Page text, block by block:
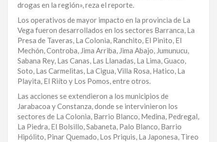
drogas en la región», reza el reporte.
Los operativos de mayor impacto en la provincia de La
Vega fueron desarrollados en los sectores Barranca, La
Presa de Taveras, La Colonia, Ranchito, El Pinito, El
Mechón, Controba, Jima Arriba, Jima Abajo, Jumunucu,
Sabana Rey, Las Canas, Las Llanadas, La Lima, Guaco,
Soto, Las Carmelitas, La Cigua, Villa Rosa, Hatico, La
Playita, El Riíto y Los Pomos, entre otros.
Las acciones se extendieron a los municipios de
Jarabacoa y Constanza, donde se intervinieron los
sectores de La Colonia, Barrio Blanco, Medina, Pedregal,
La Piedra, El Bolsillo, Sabaneta, Palo Blanco, Barrio
Hipólito, Pinar Quemado, Los Priquis, La Japonesa, Tireo